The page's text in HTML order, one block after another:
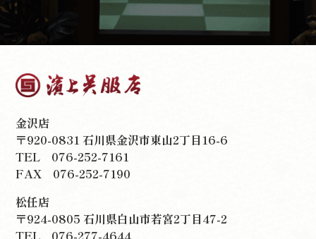
金沢店
〒920-0831 石川県金沢市東山2丁目16-6
TEL 076-252-7161
FAX 076-252-7190
松任店
〒924-0805 石川県白山市若宮2丁目47-2